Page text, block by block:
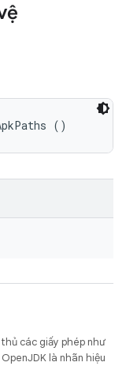
()
các giấy phép như
là nhãn hiệu